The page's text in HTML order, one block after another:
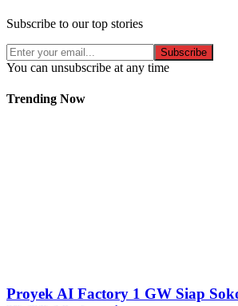
Subscribe to our top stories
Subscribe
You can unsubscribe at any time
Trending Now
Proyek AI Factory 1 GW Siap